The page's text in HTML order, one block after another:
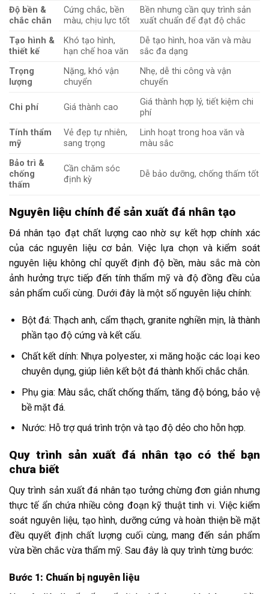
Độ bền &
chắc chắn
Cứng chắc, bền
màu, chịu lực tốt
Bền nhưng cần quy trình sản
xuất chuẩn để đạt độ chắc
Tạo hình &
thiết kế
Khó tạo hình,
hạn chế hoa văn
Dễ tạo hình, hoa văn và màu
sắc đa dạng
Trọng
lượng
Nặng, khó vận
chuyển
Nhẹ, dễ thi công và vận
chuyển
Chi phí Giá thành cao
Giá thành hợp lý, tiết kiệm chi
phí
Tính thẩm
mỹ
Vẻ đẹp tự nhiên,
sang trọng
Linh hoạt trong hoa văn và
màu sắc
Bảo trì &
chống
thấm
Cần chăm sóc
định kỳ
Dễ bảo dưỡng, chống thấm tốt
Nguyên liệu chính để sản xuất đá nhân tạo
Đá nhân tạo đạt chất lượng cao nhờ sự kết hợp chính xác
của các nguyên liệu cơ bản. Việc lựa chọn và kiểm soát
nguyên liệu không chỉ quyết định độ bền, màu sắc mà còn
ảnh hưởng trực tiếp đến tính thẩm mỹ và độ đồng đều của
sản phẩm cuối cùng. Dưới đây là một số nguyên liệu chính:
Bột đá: Thạch anh, cẩm thạch, granite nghiền mịn, là thành
phần tạo độ cứng và kết cấu.
Chất kết dính: Nhựa polyester, xi măng hoặc các loại keo
chuyên dụng, giúp liên kết bột đá thành khối chắc chắn.
Phụ gia: Màu sắc, chất chống thấm, tăng độ bóng, bảo vệ
bề mặt đá.
Nước: Hỗ trợ quá trình trộn và tạo độ dẻo cho hỗn hợp.
Quy trình sản xuất đá nhân tạo có thể bạn
chưa biết
Quy trình sản xuất đá nhân tạo tưởng chừng đơn giản nhưng
thực tế ẩn chứa nhiều công đoạn kỹ thuật tinh vi. Việc kiểm
soát nguyên liệu, tạo hình, dưỡng cứng và hoàn thiện bề mặt
đều quyết định chất lượng cuối cùng, mang đến sản phẩm
vừa bền chắc vừa thẩm mỹ. Sau đây là quy trình từng bước:
Bước 1: Chuẩn bị nguyên liệu